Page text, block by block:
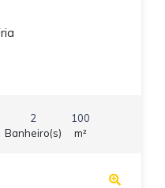
2
Banheiro(s)
100
m²